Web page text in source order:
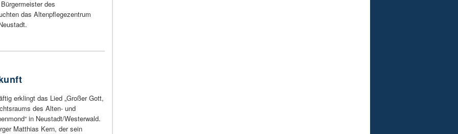
des
das Altenpflegezentrum
erklingt das Lied „Großer Gott,
des Alten- und
in Neustadt/Westerwald.
Matthias Kern, der sein